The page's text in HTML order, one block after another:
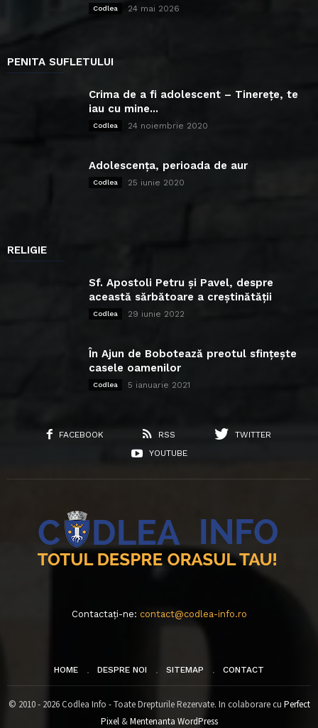
Codlea 24 mai 2026
PENITA SUFLETULUI
Crima de a fi adolescent – Tinerețe, te
iau cu mine...
Codlea 24 noiembrie 2020
Adolescența, perioada de aur
Codlea 25 iunie 2020
RELIGIE
Sf. Apostoli Petru și Pavel, despre
această sărbătoare a creștinătății
Codlea 29 iunie 2022
În Ajun de Bobotează preotul sfințește
casele oamenilor
Codlea 5 ianuarie 2021
FACEBOOK RSS
TWITTER
YOUTUBE
Contactați-ne: contact@codlea-info.ro
HOME DESPRE NOI SITEMAP CONTACT
© 2010 - 2026 Codlea Info - Toate Drepturile Rezervate. In colaborare cu Perfect
Pixel&Mentenanta WordPress